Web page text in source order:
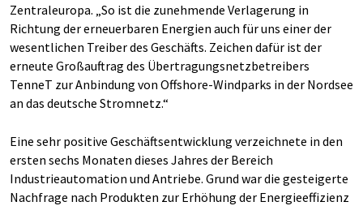
Zentraleuropa. „So ist die zunehmende Verlagerung in
Richtung der erneuerbaren Energien auch für uns einer der
wesentlichen Treiber des Geschäfts. Zeichen dafür ist der
erneute Großauftrag des Übertragungsnetzbetreibers
TenneT zur Anbindung von Offshore-Windparks in der Nordsee
an das deutsche Stromnetz.“
Eine sehr positive Geschäftsentwicklung verzeichnete in den
ersten sechs Monaten dieses Jahres der Bereich
Industrieautomation und Antriebe. Grund war die gesteigerte
Nachfrage nach Produkten zur Erhöhung der Energieeffizienz